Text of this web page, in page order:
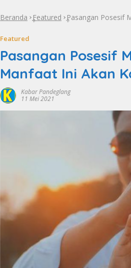
Beranda »Featured »Pasangan Posesif
Featured
Pasangan Posesif
Manfaat Ini Akan
Kabar Pandeglang
11 Mei 2021